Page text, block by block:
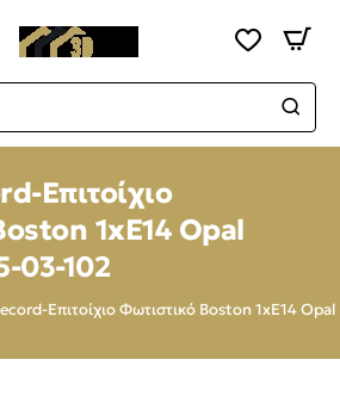
Επιτοίχιο
1xE14 Opal
03-102
Επιτοίχιο Φωτιστικό Boston 1xE14